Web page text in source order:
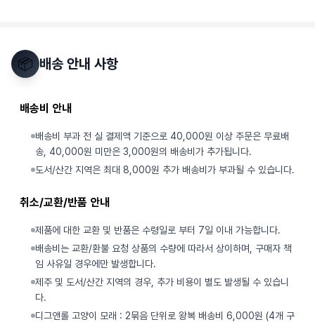
📦 배송 안내 사항
배송비 안내
배송비 부과 전 실 결제액 기준으로 40,000원 이상 주문은 무료배
송, 40,000원 미만은 3,000원의 배송비가 추가됩니다.
도서/산간 지역은 최대 8,000원 추가 배송비가 부과될 수 있습니다.
취소/교환/반품 안내
제품에 대한 교환 및 반품은 수령일로 부터 7일 이내 가능합니다.
배송비는 교환/환불 요청 상품의 수량에 따라서 상이하며, 구매자 책
임 사유일 경우에만 발생합니다.
제주 및 도서/산간 지역의 경우, 추가 비용이 별도 발생될 수 있습니
다.
디그앤롤 고양이 모래 : 2묶음 단위로 왕복 배송비 6,000원 (4개 구